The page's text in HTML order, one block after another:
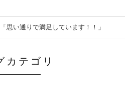
思い通りで満足しています！！」
カテゴリ